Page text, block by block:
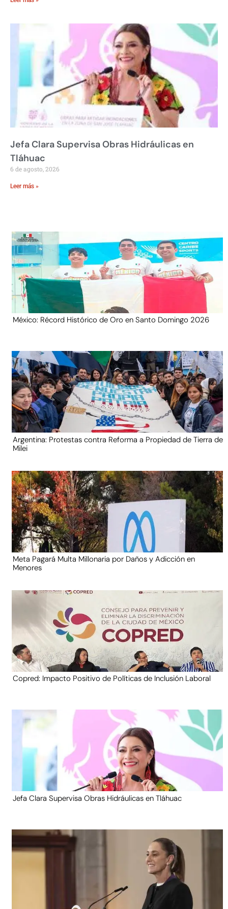
Jefa Clara Supervisa Obras Hidráulicas en
Tláhuac
6 de agosto, 2026
Leer más »
México: Récord Histórico de Oro en Santo Domingo 2026
Argentina: Protestas contra Reforma a Propiedad de Tierra de
Milei
Meta Pagará Multa Millonaria por Daños y Adicción en
Menores
Copred: Impacto Positivo de Políticas de Inclusión Laboral
Jefa Clara Supervisa Obras Hidráulicas en Tláhuac